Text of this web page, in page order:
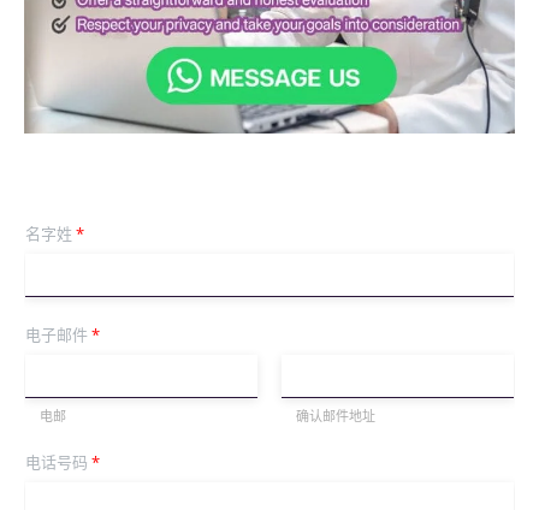
名字姓 *
电子邮件*
电邮 确认邮件地址
电话号码 *